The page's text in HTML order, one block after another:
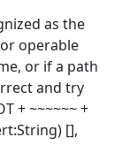
as the
operable
or if a path
and try
+ ~~~~~~ +
[],